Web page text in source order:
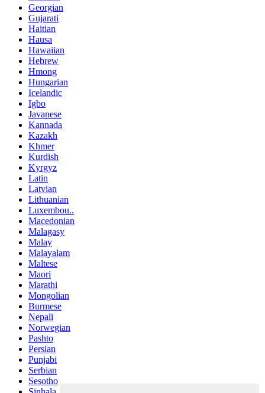
Georgian
Gujarati
Haitian
Hausa
Hawaiian
Hebrew
Hmong
Hungarian
Icelandic
Igbo
Javanese
Kannada
Kazakh
Khmer
Kurdish
Kyrgyz
Latin
Latvian
Lithuanian
Luxembou..
Macedonian
Malagasy
Malay
Malayalam
Maltese
Maori
Marathi
Mongolian
Burmese
Nepali
Norwegian
Pashto
Persian
Punjabi
Serbian
Sesotho